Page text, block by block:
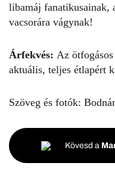
libamáj fanatikusainak,
vacsorára vágynak!
Árfekvés: Az
aktuális, teljes étlapért
Szöveg és fotók:
Kövesd a